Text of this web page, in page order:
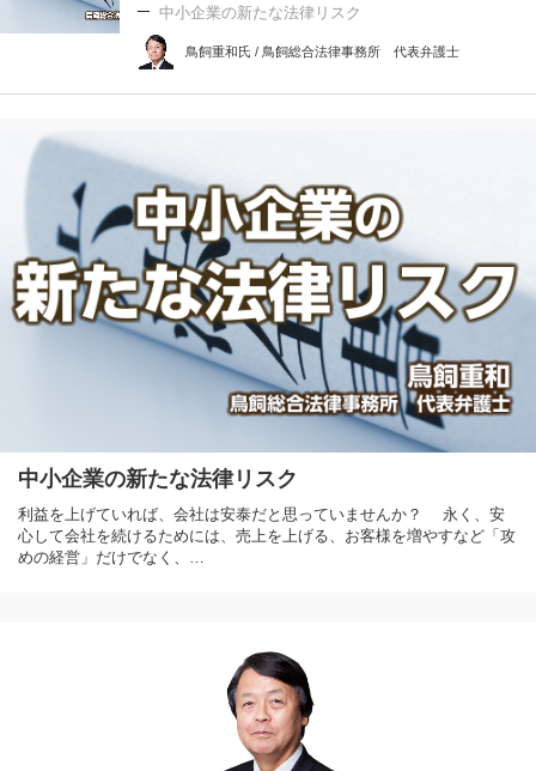
中小企業の新たな法律リスク
鳥飼重和氏 / 鳥飼総合法律事務所 代表弁護士
中小企業の新たな法律リスク
利益を上げていれば、会社は安泰だと思っていませんか？ 永く、安
心して会社を続けるためには、売上を上げる、お客様を増やすなど「攻
めの経営」だけでなく、…